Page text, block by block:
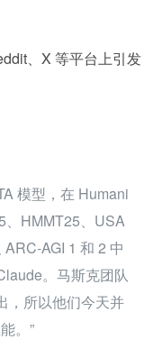
、X 等平台上引发
模型，在 Humani
、HMMT25、USA
AGI 1 和 2 中
。马斯克团队
，所以他们今天并
。”